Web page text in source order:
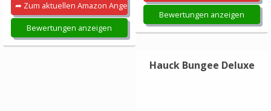
➦ Zum aktuellen Amazon Angebot
Bewertungen anzeigen
Bewertungen anzeigen
Hauck Bungee Deluxe